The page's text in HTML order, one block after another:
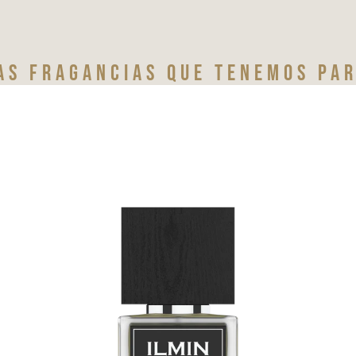
fragancias que tenemos